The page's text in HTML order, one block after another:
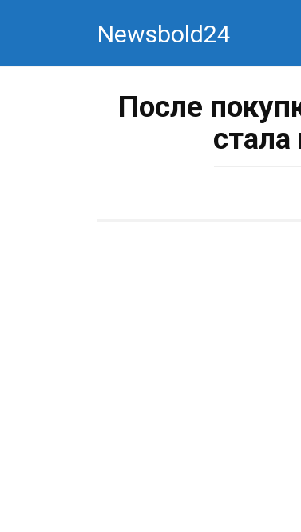
Newsbold24
После